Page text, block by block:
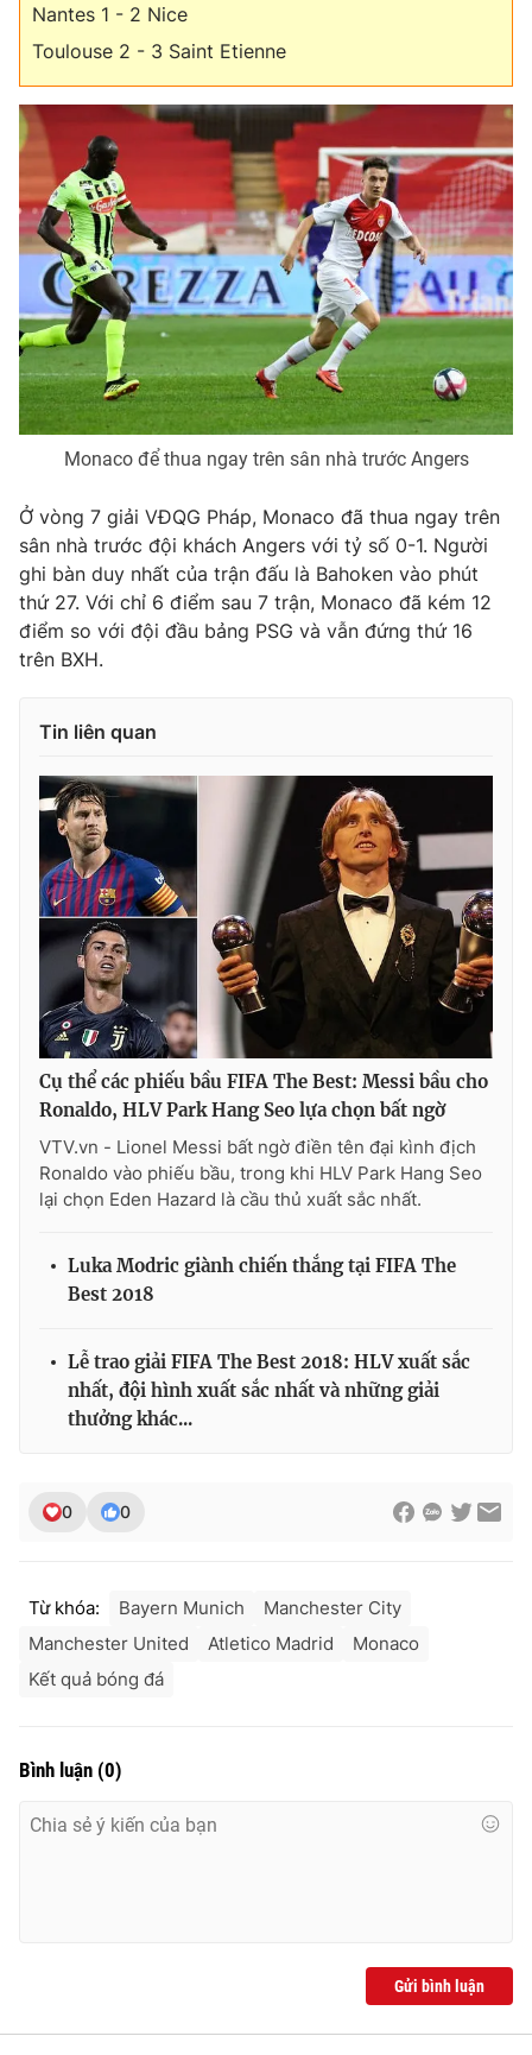
Nantes 1 - 2 Nice
Toulouse 2 - 3 Saint Etienne
Monaco để thua ngay trên sân nhà trước Angers
Ở vòng 7 giải VĐQG Pháp, Monaco đã thua ngay trên
sân nhà trước đội khách Angers với tỷ số 0-1. Người
ghi bàn duy nhất của trận đấu là Bahoken vào phút
thứ 27. Với chỉ 6 điểm sau 7 trận, Monaco đã kém 12
điểm so với đội đầu bảng PSG và vẫn đứng thứ 16
trên BXH.
Tin liên quan
Cụ thể các phiếu bầu FIFA The Best: Messi bầu cho
Ronaldo, HLV Park Hang Seo lựa chọn bất ngờ
VTV.vn - Lionel Messi bất ngờ điền tên đại kình địch
Ronaldo vào phiếu bầu, trong khi HLV Park Hang Seo
lại chọn Eden Hazard là cầu thủ xuất sắc nhất.
Luka Modric giành chiến thắng tại FIFA The
Best 2018
Lễ trao giải FIFA The Best 2018: HLV xuất sắc
nhất, đội hình xuất sắc nhất và những giải
thưởng khác...
0 0
Từ khóa: Bayern Munich
Manchester City
Manchester United
Atletico Madrid
Monaco
Kết quả bóng đá
Bình luận (0)
Gửi bình luận